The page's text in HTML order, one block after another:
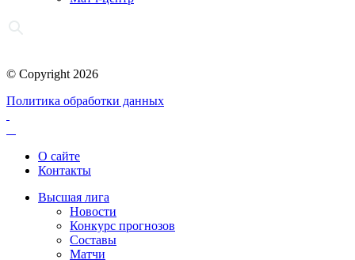
© Copyright 2026
Политика обработки данных
О сайте
Контакты
Высшая лига
Новости
Конкурс прогнозов
Составы
Матчи